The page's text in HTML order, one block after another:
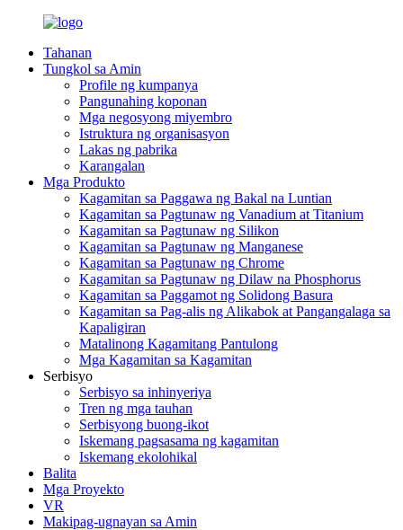
Tahanan
Tungkol sa Amin
Profile ng kumpanya
Pangunahing koponan
Mga negosyong miyembro
Istruktura ng organisasyon
Lakas ng pabrika
Karangalan
Mga Produkto
Kagamitan sa Paggawa ng Bakal na Luntian
Kagamitan sa Pagtunaw ng Vanadium at Titanium
Kagamitan sa Pagtunaw ng Silikon
Kagamitan sa Pagtunaw ng Manganese
Kagamitan sa Pagtunaw ng Chrome
Kagamitan sa Pagtunaw ng Dilaw na Phosphorus
Kagamitan sa Paggamot ng Solidong Basura
Kagamitan sa Pag-alis ng Alikabok at Pangangalaga sa
Kapaligiran
Matalinong Kagamitang Pantulong
Mga Kagamitan sa Kagamitan
Serbisyo
Serbisyo sa inhinyeriya
Tren ng mga tauhan
Serbisyong buong-ikot
Iskemang pagsasama ng kagamitan
Iskemang ekolohikal
Balita
Mga Proyekto
VR
Makipag-ugnayan sa Amin